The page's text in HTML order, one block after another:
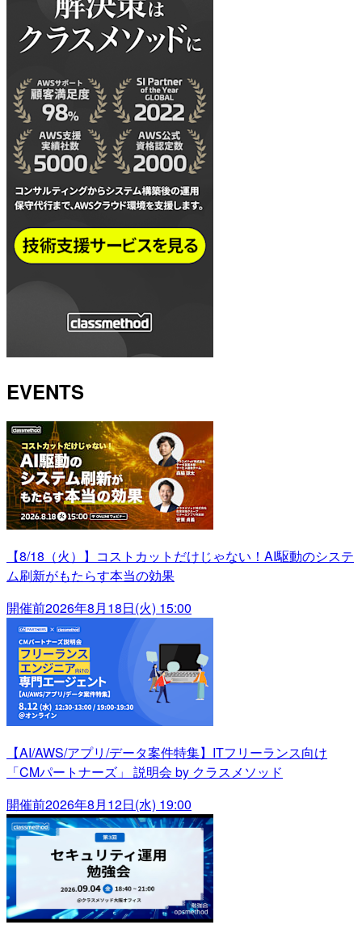
EVENTS
【8/18（火）】コストカットだけじゃない！AI駆動のシステ
ム刷新がもたらす本当の効果
開催前2026年8月18日(火) 15:00
【AI/AWS/アプリ/データ案件特集】ITフリーランス向け
「CMパートナーズ」 説明会 by クラスメソッド
開催前2026年8月12日(水) 19:00